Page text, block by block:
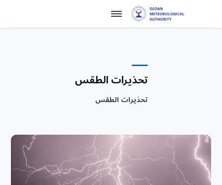
تحذيرات الطقس
تحذيرات الطقس